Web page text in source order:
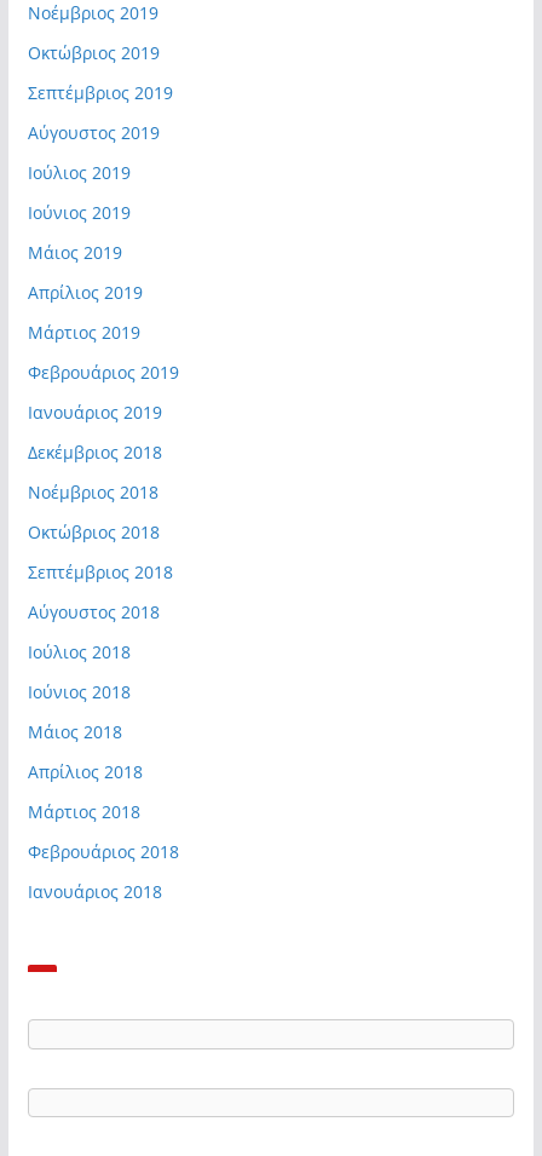
Νοέμβριος 2019
Οκτώβριος 2019
Σεπτέμβριος 2019
Αύγουστος 2019
Ιούλιος 2019
Ιούνιος 2019
Μάιος 2019
Απρίλιος 2019
Μάρτιος 2019
Φεβρουάριος 2019
Ιανουάριος 2019
Δεκέμβριος 2018
Νοέμβριος 2018
Οκτώβριος 2018
Σεπτέμβριος 2018
Αύγουστος 2018
Ιούλιος 2018
Ιούνιος 2018
Μάιος 2018
Απρίλιος 2018
Μάρτιος 2018
Φεβρουάριος 2018
Ιανουάριος 2018